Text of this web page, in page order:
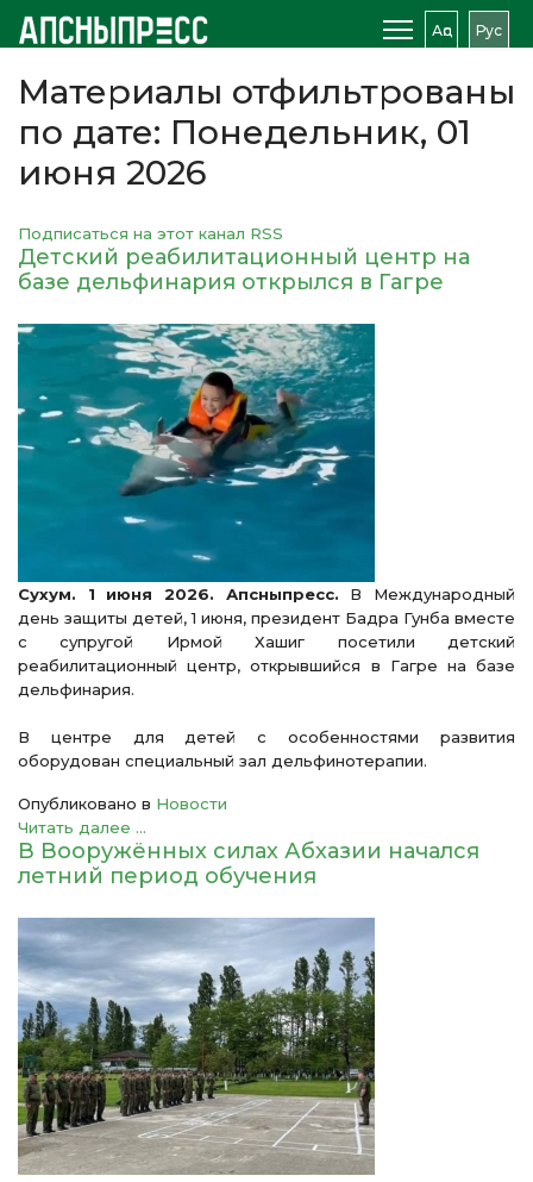
Аԥс Рус
Материалы отфильтрованы
по дате: Понедельник, 01
июня 2026
Подписаться на этот канал RSS
Детский реабилитационный центр на
базе дельфинария открылся в Гагре
Сухум. 1 июня 2026. Апсныпресс. В Международный
день защиты детей, 1 июня, президент Бадра Гунба вместе
с супругой Ирмой Хашиг посетили детский
реабилитационный центр, открывшийся в Гагре на базе
дельфинария.
В центре для детей с особенностями развития
оборудован специальный зал дельфинотерапии.
Опубликовано в Новости
Читать далее ...
В Вооружённых силах Абхазии начался
летний период обучения